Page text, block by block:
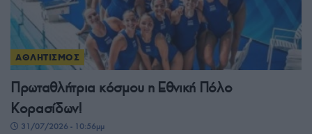
ΑΘΛΗΤΙΣΜΟΣ
Πρωταθλήτρια κόσμου η Εθνική Πόλο
Κορασίδων!
31/07/2026 - 10:56μμ